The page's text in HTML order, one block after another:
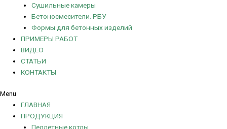
Сушильные камеры
Бетоносмесители. РБУ
Формы для бетонных изделий
ПРИМЕРЫ РАБОТ
ВИДЕО
СТАТЬИ
КОНТАКТЫ
Menu
ГЛАВНАЯ
ПРОДУКЦИЯ
Пеллетные котлы